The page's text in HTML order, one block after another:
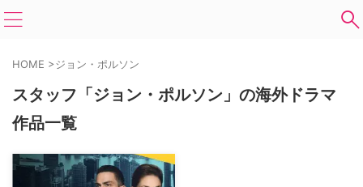
HOME >ジョン・ポルソン
スタッフ「ジョン・ポルソン」の海外ドラマ
作品一覧